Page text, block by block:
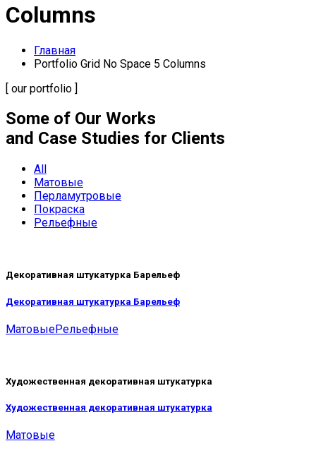
Columns
Главная
Portfolio Grid No Space 5 Columns
[ our portfolio ]
Some of Our Works
and Case Studies for Clients
All
Матовые
Перламутровые
Покраска
Рельефные
Декоративная штукатурка Барельеф
Декоративная штукатурка Барельеф
МатовыеРельефные
Художественная декоративная штукатурка
Художественная декоративная штукатурка
Матовые